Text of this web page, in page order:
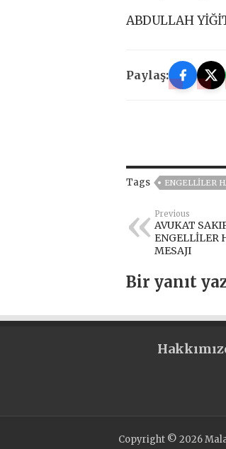
ABDULLAH
Paylaş:
Tags ENGELLİLER
Previous
AVUKAT
ENGELLİLER
MESAJI
Bir yanıt
Copyright © 2026